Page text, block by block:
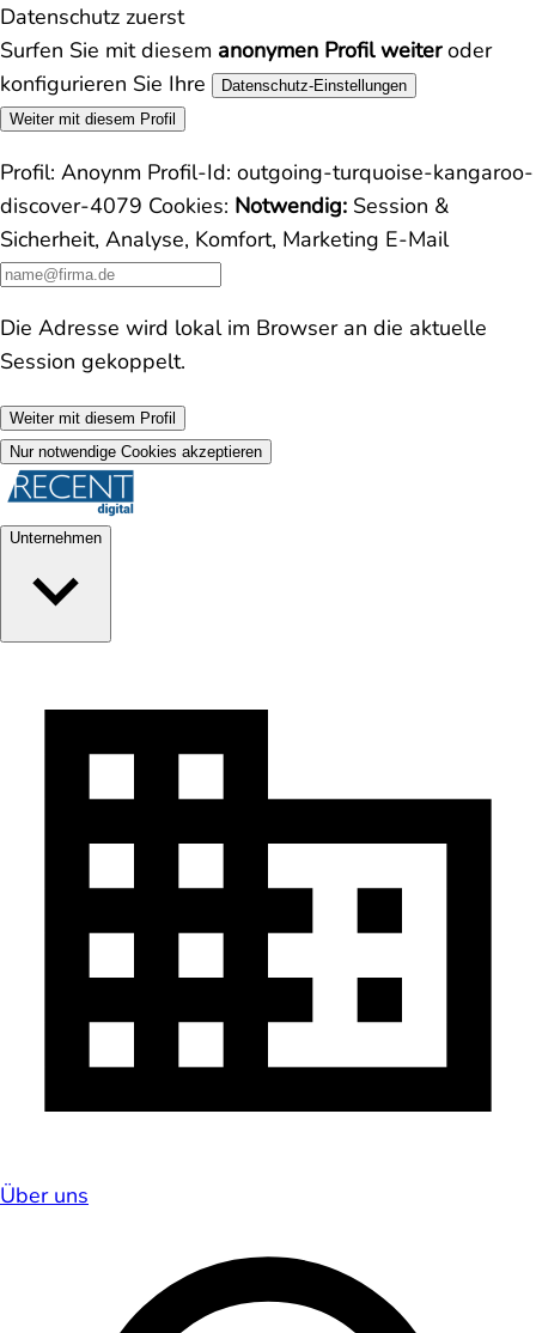
Datenschutz zuerst
Surfen Sie mit diesem anonymen Profil weiteroder
konfigurieren Sie Ihre
Datenschutz-Einstellungen
Weiter mit diesem Profil
Profil: Anoynm Profil-Id: outgoing-turquoise-kangaroo-
discover-4079 Cookies: Notwendig: Session &
Sicherheit, Analyse, Komfort, Marketing E-Mail
Die Adresse wird lokal im Browser an die aktuelle
Session gekoppelt.
Weiter mit diesem Profil
Nur notwendige Cookies akzeptieren
Unternehmen
Über uns